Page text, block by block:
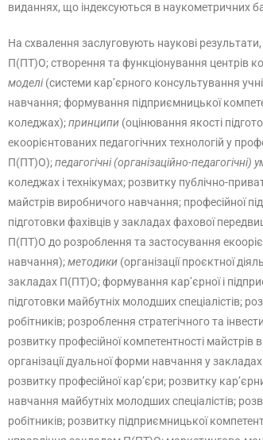
виданнях, що індексуються в наукометричних
На схвалення заслуговують наукові
П(ПТ)О; створення та функціонування центрів
моделі(системи кар’єрного консультування
навчання; формування підприємницької
коледжах);принципи (оцінювання якості
екоорієнтованих педагогічних технологій у
П(ПТ)О);педагогічні (організаційно-педагогічні)
коледжах і технікумах; розвитку публічно-
майстрів виробничого навчання; професійної
підготовки фахівців у закладах фахової
П(ПТ)О до розроблення та застосування
навчання);методики (організації проєктної
закладах П(ПТ)О; формування кар’єрної і
підготовки майбутніх молодших спеціалістів;
робітників; розроблення стратегічного та
розвитку професійної компетентності
організації дуальної форми навчання у
розвитку професійної кар’єри; розвитку
навчання майбутніх молодших спеціалістів;
робітників; розвитку підприємницької